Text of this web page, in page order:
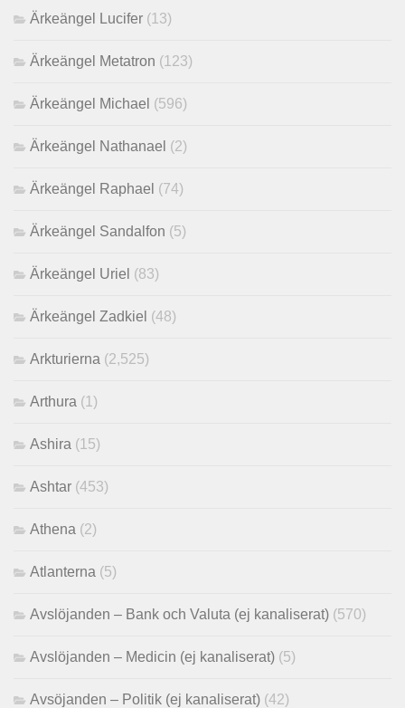
Ärkeängel Lucifer (13)
Ärkeängel Metatron (123)
Ärkeängel Michael (596)
Ärkeängel Nathanael (2)
Ärkeängel Raphael (74)
Ärkeängel Sandalfon (5)
Ärkeängel Uriel (83)
Ärkeängel Zadkiel (48)
Arkturierna (2,525)
Arthura (1)
Ashira (15)
Ashtar (453)
Athena (2)
Atlanterna (5)
Avslöjanden – Bank och Valuta (ej kanaliserat) (570)
Avslöjanden – Medicin (ej kanaliserat) (5)
Avsöjanden – Politik (ej kanaliserat) (42)